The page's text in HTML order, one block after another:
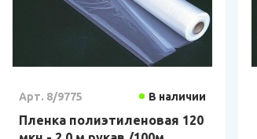
Арт. 8/9775 В наличии
Пленка полиэтиленовая 120